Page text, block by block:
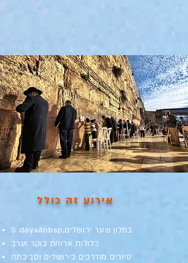
אירוע זה כולל
5 days&nbsp;במלון שער ירושלים
כלולות ארוחת בוקר וערב
סיורים מודרכים בירושלים וסביבתה